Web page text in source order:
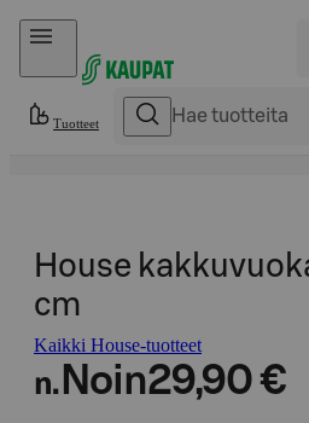
Hyppää sisältöön
Tuotteet
House
cm
Kaikki House-tuotteet
n. Noin29,90 €